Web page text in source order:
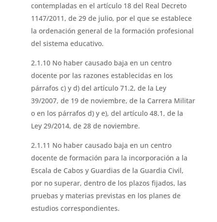
contempladas en el artículo 18 del Real Decreto
1147/2011, de 29 de julio, por el que se establece
la ordenación general de la formación profesional
del sistema educativo.
2.1.10 No haber causado baja en un centro
docente por las razones establecidas en los
párrafos c) y d) del artículo 71.2, de la Ley
39/2007, de 19 de noviembre, de la Carrera Militar
o en los párrafos d) y e), del artículo 48.1, de la
Ley 29/2014, de 28 de noviembre.
2.1.11 No haber causado baja en un centro
docente de formación para la incorporación a la
Escala de Cabos y Guardias de la Guardia Civil,
por no superar, dentro de los plazos fijados, las
pruebas y materias previstas en los planes de
estudios correspondientes.